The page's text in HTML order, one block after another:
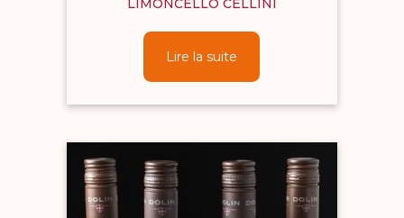
LIMONCELLO CELLINI
Lire la suite